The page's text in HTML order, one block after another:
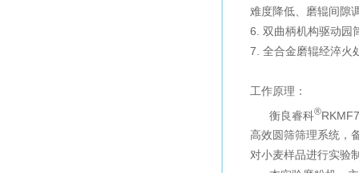
难度降低、磨辊间隙
6. 双曲柄机构驱动园
7. 全合金磨辊经淬火
工作原理：
衡良睿科®
高效圆筛筛理系统，
对小麦样品进行实验